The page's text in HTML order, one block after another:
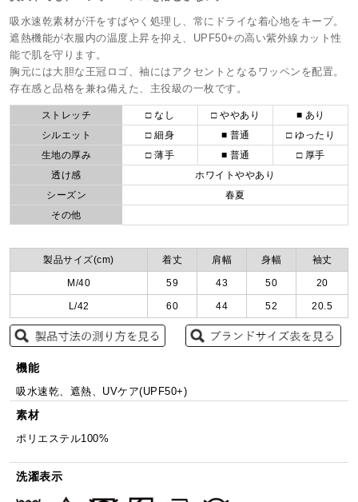
吸水速乾素材が汗をすばやく処理し、常にドライな着心地をキープ。
遮熱機能が衣服内の温度上昇を抑え、UPF50+の高い紫外線カット性
能で肌を守ります。
胸元には大胆な王冠ロゴ、袖にはアクセントとなるワッペンを配置。
存在感と品格を兼ね備えた、主役級の一枚です。
ストレッチ □ なし □ ややあり
■ あり
シルエット
□ 細身 ■ 普通
□ ゆったり
生地の厚み
□ 薄手 ■ 普通
□ 厚手
透け感
ホワイトややあり
シーズン
春夏
その他
製品サイズ(cm) 着丈 肩幅 身幅 袖丈
M/40 59 43 50 20
L/42 60 44 52 20.5
機能
吸水速乾、遮熱、UVケア(UPF50+)
素材
ポリエステル100%
洗濯表示